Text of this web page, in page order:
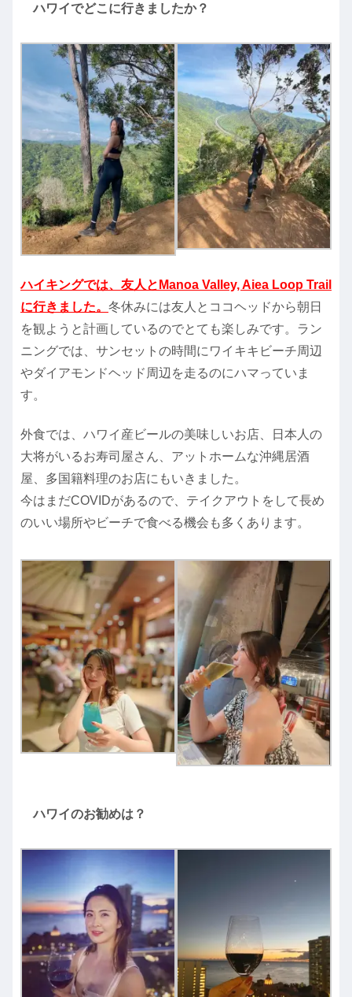
ハワイでどこに行きましたか？
ハイキングでは、友人とManoa Valley, Aiea Loop Trail
に行きました。 冬休みには友人とココヘッドから朝日
を観ようと計画しているのでとても楽しみです。ラン
ニングでは、サンセットの時間にワイキキビーチ周辺
やダイアモンドヘッド周辺を走るのにハマっていま
す。
外食では、ハワイ産ビールの美味しいお店、日本人の
大将がいるお寿司屋さん、アットホームな沖縄居酒
屋、多国籍料理のお店にもいきました。
今はまだCOVIDがあるので、テイクアウトをして長め
のいい場所やビーチで食べる機会も多くあります。
ハワイのお勧めは？